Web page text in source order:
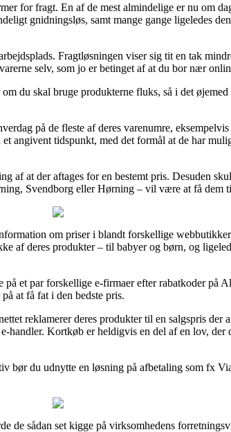
for fragt. En af de mest almindelige er nu om
gnidningsløs, samt mange gange ligeledes
Fragtløsningen viser sig tit en tak
selv, som jo er betinget af at du bor nær
du skal bruge produkterne fluks, så i det
på de fleste af deres varenumre,
angivent tidspunkt, med det formål at de har
at der aftages for en bestemt pris. Desuden
Svendborg eller Hørning – vil være at få dem
om priser i blandt forskellige
af deres produkter – til babyer og børn, og
et par forskellige e-firmaer efter rabatkoder på
at få fat i den bedste pris.
reklamerer deres produkter til en salgspris der
handler. Kortkøb er heldigvis en del af en lov,
bør du udnytte en løsning på afbetaling som fx
de sådan set kigge på virksomhedens